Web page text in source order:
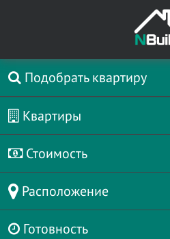
Подобрать квартиру
Квартиры
Стоимость
Расположение
Готовность